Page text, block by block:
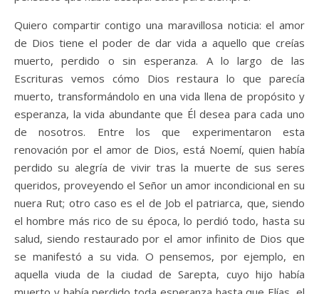
Quiero compartir contigo una maravillosa noticia: el amor
de Dios tiene el poder de dar vida a aquello que creías
muerto, perdido o sin esperanza. A lo largo de las
Escrituras vemos cómo Dios restaura lo que parecía
muerto, transformándolo en una vida llena de propósito y
esperanza, la vida abundante que Él desea para cada uno
de nosotros. Entre los que experimentaron esta
renovación por el amor de Dios, está Noemí, quien había
perdido su alegría de vivir tras la muerte de sus seres
queridos, proveyendo el Señor un amor incondicional en su
nuera Rut; otro caso es el de Job el patriarca, que, siendo
el hombre más rico de su época, lo perdió todo, hasta su
salud, siendo restaurado por el amor infinito de Dios que
se manifestó a su vida. O pensemos, por ejemplo, en
aquella viuda de la ciudad de Sarepta, cuyo hijo había